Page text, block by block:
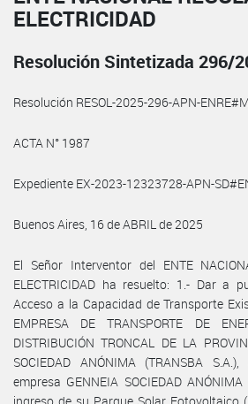
ELECTRICIDAD
Resolución Sintetizada 296/
Resolución RESOL-2025-296-APN-
ACTA N° 1987
Expediente EX-2023-12323728-APN-
Buenos Aires, 16 de ABRIL de 2025
El Señor Interventor del ENTE
ELECTRICIDAD ha resuelto: 1.- Dar a
Acceso a la Capacidad de Transporte
EMPRESA DE TRANSPORTE DE
DISTRIBUCIÓN TRONCAL DE LA
SOCIEDAD ANÓNIMA (TRANSBA
empresa GENNEIA SOCIEDAD
ingreso de su Parque Solar Fotovoltaico